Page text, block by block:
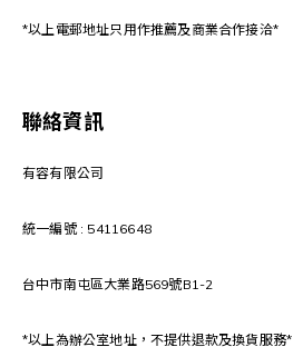
*以上電郵地址只用作推薦及商業合作接洽*
聯絡資訊
有容有限公司
統一編號 : 54116648
台中市南屯區大業路569號B1-2
*以上為辦公室地址，不提供退款及換貨服務*